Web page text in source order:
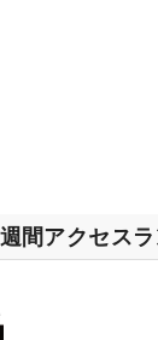
間アクセス